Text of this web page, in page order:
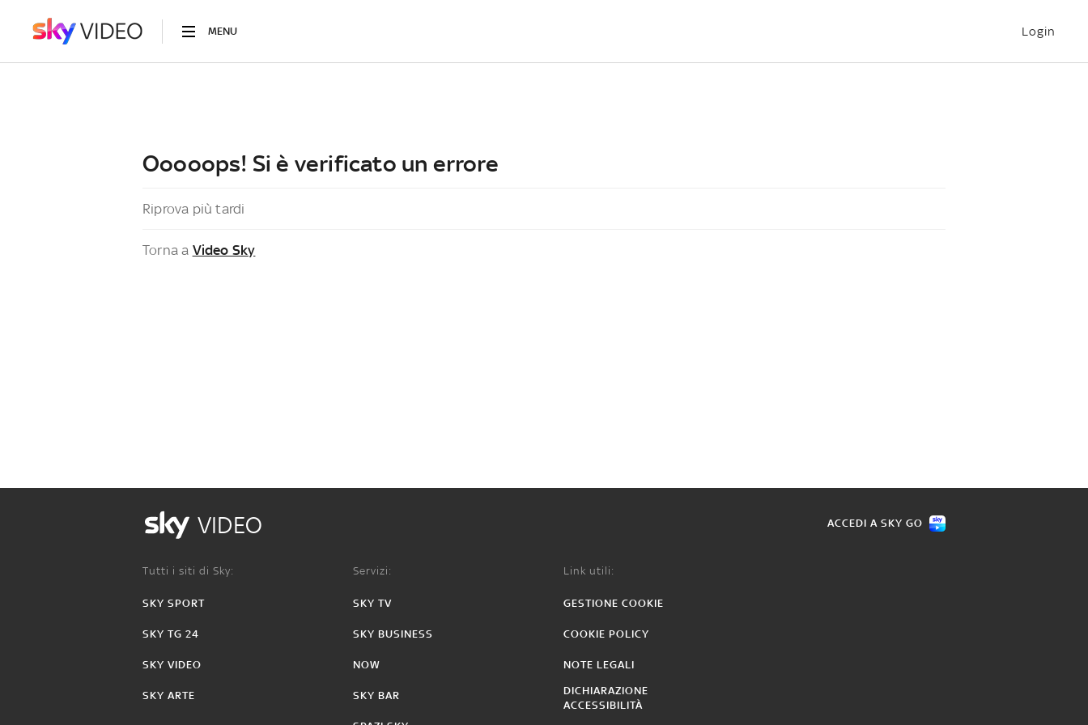
MENU Login
Ooooops! Si è verificato un errore
Riprova più tardi
Torna a Video Sky
VIDEO ACCEDI A SKY GO
Tutti i siti di Sky:
SKY SPORT
SKY TG 24
SKY VIDEO
SKY ARTE
Servizi:
SKY TV
SKY BUSINESS
NOW
SKY BAR
Link utili:
GESTIONE COOKIE
COOKIE POLICY
NOTE LEGALI
DICHIARAZIONE
ACCESSIBILITÀ